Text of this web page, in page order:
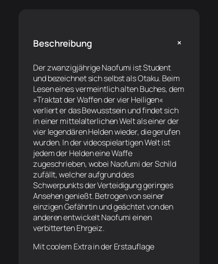
Beschreibung +
Der zwanzigjährige Naofumi ist Student
und bezeichnet sich selbst als Otaku. Beim
Lesen eines vermeintlich alten Buches, dem
»Traktat der Waffen der vier Heiligen«
verliert er das Bewusstsein und findet sich
in einer mittelalterlichen Welt als einer der
vier legendären Helden wieder, die gerufen
wurden. In der videospielartigen Welt ist
jedem der Helden eine Waffe
zugeschrieben, wobei Naofumi der Schild
zufällt, welcher aufgrund des
Schwerpunkts der Verteidigung geringes
Ansehen genießt. Betrogen von seiner
einzigen Gefährtin und geächtet von den
anderen entwickelt Naofumi einen
verbitterten Ehrgeiz.
Mit coolem Extra in der Erstauflage